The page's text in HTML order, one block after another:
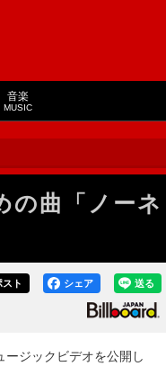
音楽
MUSIC
の曲「ノーネ
送る
シェア
スト
ジックビデオを公開し